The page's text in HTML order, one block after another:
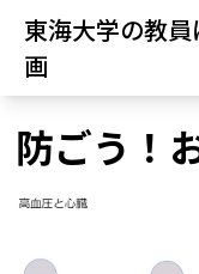
東海大学の教
画
防ごう！